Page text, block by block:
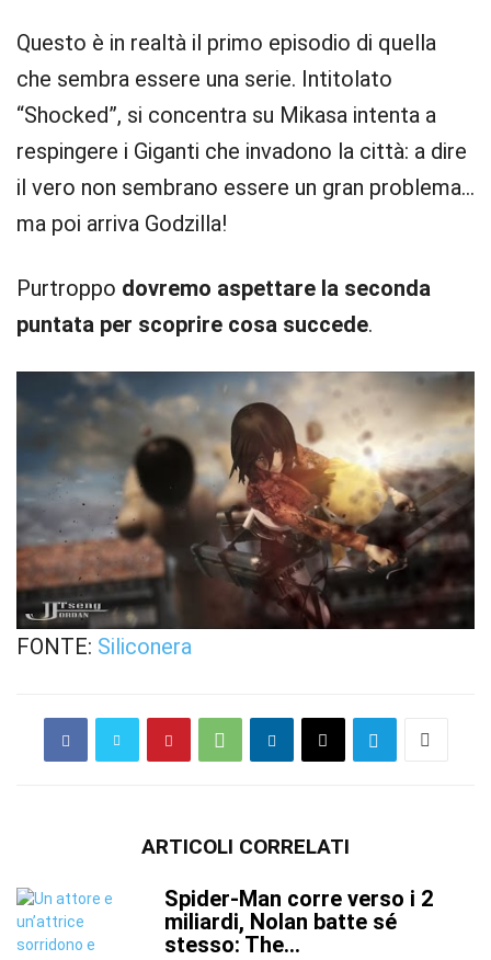
Questo è in realtà il primo episodio di quella
che sembra essere una serie. Intitolato
“Shocked”, si concentra su Mikasa intenta a
respingere i Giganti che invadono la città: a dire
il vero non sembrano essere un gran problema…
ma poi arriva Godzilla!
Purtroppo dovremo aspettare la seconda
puntata per scoprire cosa succede.
FONTE: Siliconera
ARTICOLI CORRELATI
Spider-Man corre verso i 2
miliardi, Nolan batte sé
stesso: The...